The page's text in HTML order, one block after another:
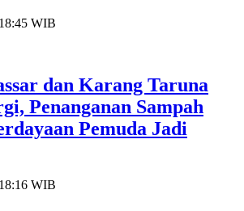
WIB
dan Karang Taruna
Penanganan Sampah
Pemuda Jadi
WIB